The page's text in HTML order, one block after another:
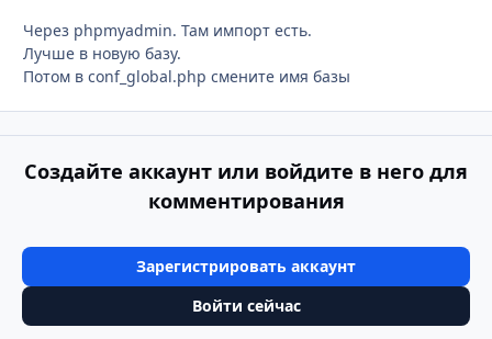
Через phpmyadmin. Там импорт есть.
Лучше в новую базу.
Потом в conf_global.php смените имя базы
Создайте аккаунт или войдите в него для
комментирования
Зарегистрировать аккаунт
Войти сейчас